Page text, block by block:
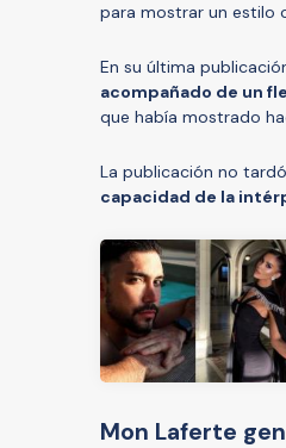
para mostrar un estilo
En su última
acompañado de un
que había mostrado
La publicación no
capacidad de la
Mon Laferte